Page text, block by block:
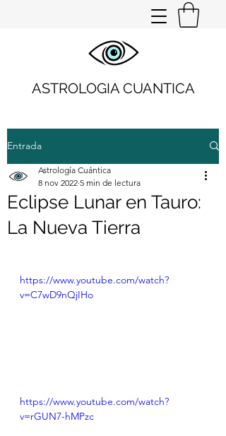
ASTROLOGIA CUANTICA
Entrada
Eclipse Lunar en Tauro:
La Nueva Tierra
Astrología Cuántica
8 nov 2022 5 min de lectura
https://www.youtube.com/watch?
v=C7wD9nQjIHo
https://www.youtube.com/watch?
v=rGUN7-hMPzc